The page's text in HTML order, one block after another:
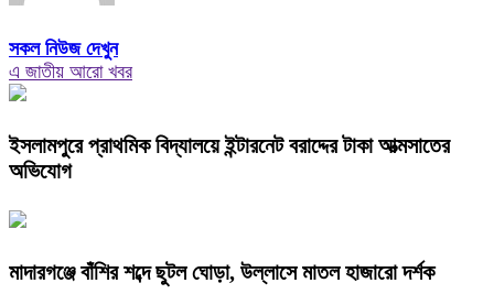
সকল নিউজ দেখুন
এ জাতীয় আরো খবর
ইসলামপুরে প্রাথমিক বিদ্যালয়ে ইন্টারনেট বরাদ্দের টাকা আত্মসাতের
অভিযোগ
মাদারগঞ্জে বাঁশির শব্দে ছুটল ঘোড়া, উল্লাসে মাতল হাজারো দর্শক